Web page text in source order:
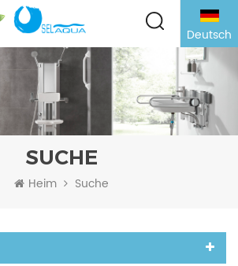
Deutsch
SUCHE
Heim Suche